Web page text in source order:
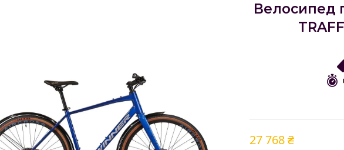
Велосипед
27 768 ₴